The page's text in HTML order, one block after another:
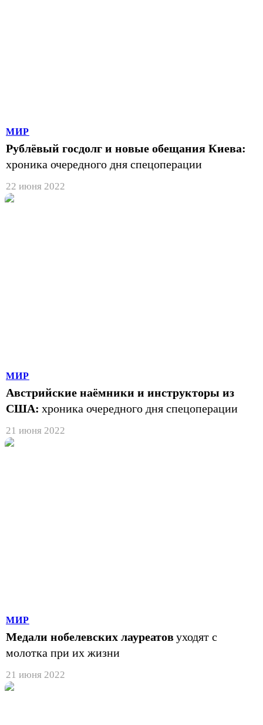
МИР
Рублёвый госдолг и новые обещания Киева:
хроника очередного дня спецоперации
22 июня 2022
МИР
Австрийские наёмники и инструкторы из
США: хроника очередного дня спецоперации
21 июня 2022
МИР
Медали нобелевских лауреатовуходят с
молотка при их жизни
21 июня 2022